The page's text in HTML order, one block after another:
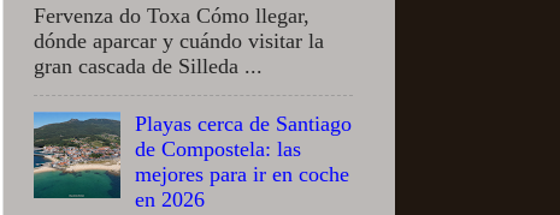
Fervenza do Toxa Cómo llegar,
dónde aparcar y cuándo visitar la
gran cascada de Silleda ...
Playas cerca de Santiago
de Compostela: las
mejores para ir en coche
en 2026